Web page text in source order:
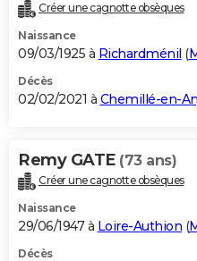
Créer une cagnotte obsèques
Naissance
09/03/1925 à Richardménil (
Décès
02/02/2021 à Chemillé-en-
Remy GATE (73 ans)
Créer une cagnotte obsèques
Naissance
29/06/1947 à Loire-Authion (
Décès